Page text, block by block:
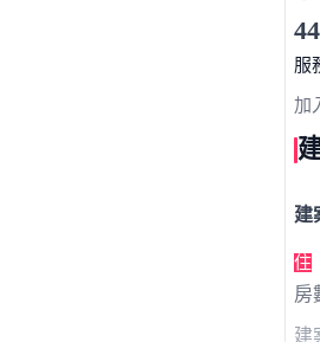
服
加
建
住
房
建